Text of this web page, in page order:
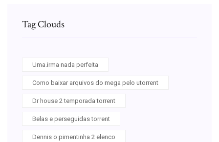
Tag Clouds
Uma.irma nada perfeita
Como baixar arquivos do mega pelo utorrent
Dr house 2 temporada torrent
Belas e perseguidas torrent
Dennis o pimentinha 2 elenco